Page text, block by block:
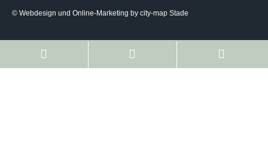
© Webdesign und Online-Marketing by city-map Stade